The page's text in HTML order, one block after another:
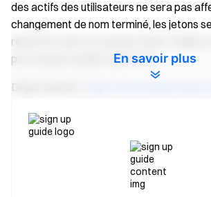
des actifs des utilisateurs ne sera pas
changement de nom terminé, les jetons
réinscrits avec le nouveau ticker. Veuillez
pour de plus amples annonces.
Dépôt bientôt :
Gate/commerce/PROCHAIN_USDT
En savoir plus